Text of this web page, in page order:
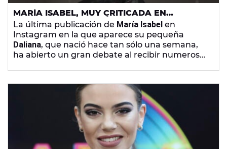
MARÍA ISABEL, MUY CRITICADA EN
INSTAGRAM POR LA ÚLTIMA FOTO DE SU
BEBÉ
La última publicación de María Isabel en
Instagram en la que aparece su pequeña
Daliana, que nació hace tan sólo una semana,
ha abierto un gran debate al recibir numerosas